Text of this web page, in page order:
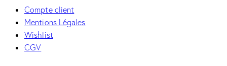
Compte client
Mentions Légales
Wishlist
CGV